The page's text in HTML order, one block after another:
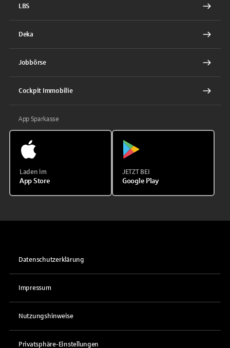
LBS
Deka
Jobbörse
Cockpit Immobilie
App Sparkasse
Laden im
App Store
JETZT BEI
Google Play
Datenschutzerklärung
Impressum
Nutzungshinweise
Privatsphäre-Einstellungen